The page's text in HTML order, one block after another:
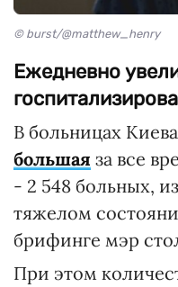
© burst/@matthew_henry
Ежедневно
В больницах Киева
большая за все
- 2 548 больных,
тяжелом
брифинге мэр
При этом